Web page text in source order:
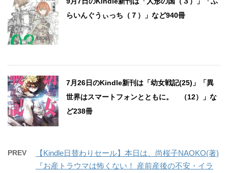
らいんぐうぃっち（７）」など940冊
7月26日のKindle新刊は「幼女戦記(25)」「異
世界はスマートフォンとともに。 （12）」な
ど238冊
PREV
【Kindle日替わりセール】本日は、尚桜子NAOKO(著)
『お産トラウマは怖くない！ 産前産後の不安・イラ